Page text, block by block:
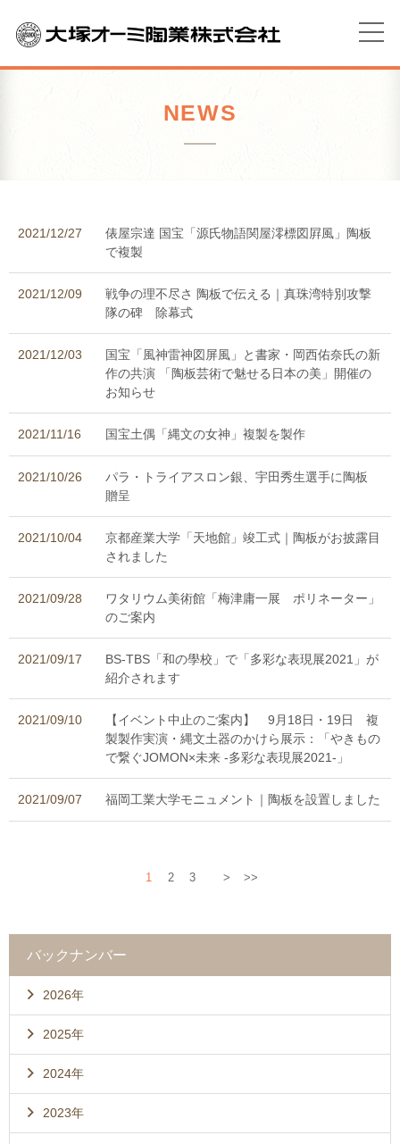
NEWS
2021/12/27
俵屋宗達 国宝「源氏物語関屋澪標図屛風」陶板
で複製
2021/12/09
戦争の理不尽さ 陶板で伝える｜真珠湾特別攻撃
隊の碑 除幕式
2021/12/03
国宝「風神雷神図屏風」と書家・岡西佑奈氏の新
作の共演 「陶板芸術で魅せる日本の美」開催の
お知らせ
2021/11/16 国宝土偶「縄文の女神」複製を製作
2021/10/26
パラ・トライアスロン銀、宇田秀生選手に陶板
贈呈
2021/10/04
京都産業大学「天地館」竣工式｜陶板がお披露目
されました
2021/09/28
ワタリウム美術館「梅津庸一展 ポリネーター」
のご案内
2021/09/17
BS-TBS「和の學校」で「多彩な表現展2021」が
紹介されます
2021/09/10
【イベント中止のご案内】 9月18日・19日 複
製製作実演・縄文土器のかけら展示：「やきもの
で繋ぐJOMON×未来 -多彩な表現展2021-」
2021/09/07 福岡工業大学モニュメント｜陶板を設置しました
1 2 3 > >>
バックナンバー
2026年
2025年
2024年
2023年